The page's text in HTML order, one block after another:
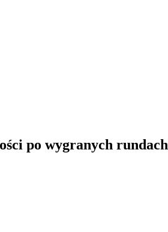
po wygranych rundach